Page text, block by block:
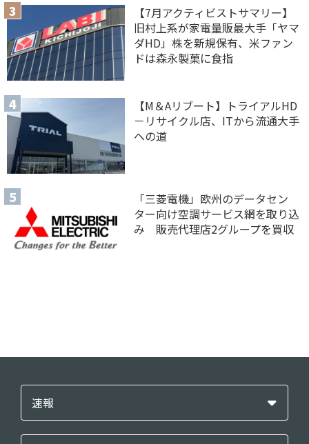
【7月アクティビストサマリー】
旧村上系が家電量販最大手「ヤマ
ダHD」株を新規保有、米ファン
ドは森永製菓に食指
【M＆Aリブート】トライアルHD
－リサイクル店、ITから流通大手
への道
「三菱電機」欧州のデータセン
ター向け空調サービス網を取り込
み 販売代理店2グループを買収
速報